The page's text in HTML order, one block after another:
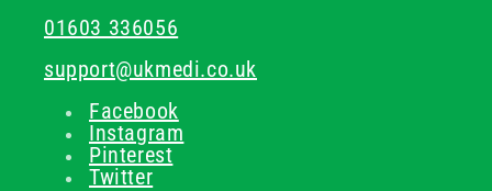
01603 336056
support@ukmedi.co.uk
Facebook
Instagram
Pinterest
Twitter